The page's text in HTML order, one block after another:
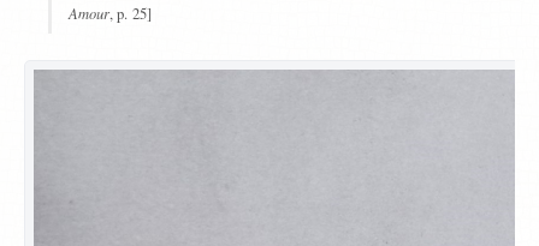
Amour, p. 25]